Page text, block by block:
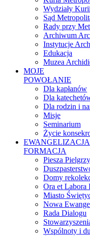
Wydziały
Sąd
Rady przy
Archiwum
Instytucje
Edukacja
Muzea
MOJE
POWOŁANIE
Dla kapłanów
Dla
Dla rodzin i
Misje
Seminarium
Życie
EWANGELIZACJA
FORMACJA
Piesza
Domy
Ora et Labora
Miasto
Nowa
Rada Dialogu
Wspólnoty i